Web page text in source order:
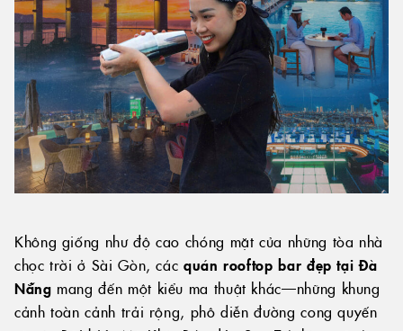
Không giống như độ cao chóng mặt của những tòa nhà
chọc trời ở Sài Gòn, các quán rooftop bar đẹp tại Đà
Nẵng mang đến một kiểu ma thuật khác—những khung
cảnh toàn cảnh trải rộng, phô diễn đường cong quyến